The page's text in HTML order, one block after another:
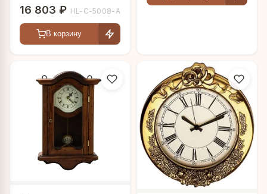
16 803 ₽ HL-C-5008-A
В корзину